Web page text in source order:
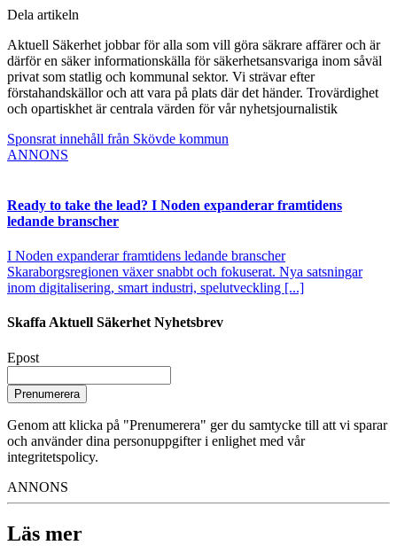
Dela artikeln
Aktuell Säkerhet jobbar för alla som vill göra säkrare affärer och är
därför en säker informationskälla för säkerhetsansvariga inom såväl
privat som statlig och kommunal sektor. Vi strävar efter
förstahandskällor och att vara på plats där det händer. Trovärdighet
och opartiskhet är centrala värden för vår nyhetsjournalistik
Sponsrat innehåll från Skövde kommun
ANNONS
Ready to take the lead? I Noden expanderar framtidens
ledande branscher
I Noden expanderar framtidens ledande branscher
Skaraborgsregionen växer snabbt och fokuserat. Nya satsningar
inom digitalisering, smart industri, spelutveckling [...]
Skaffa Aktuell Säkerhet Nyhetsbrev
Epost
Prenumerera
Genom att klicka på "Prenumerera" ger du samtycke till att vi sparar
och använder dina personuppgifter i enlighet med vår
integritetspolicy.
ANNONS
Läs mer